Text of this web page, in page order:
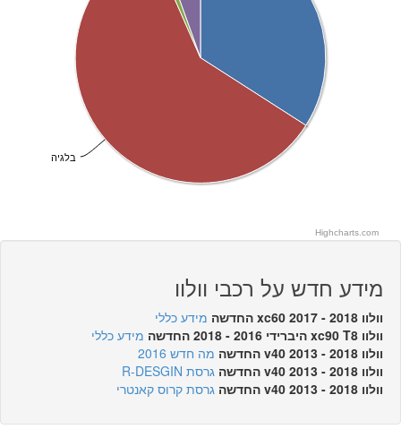
בלגיה
Highcharts.com
מידע חדש על רכבי וולוו
וולוו xc60 2017 - 2018 החדשה
מידע כללי
וולוו xc90 T8 היברידי 2016 - 2018 החדשה
מידע כללי
וולוו v40 2013 - 2018 החדשה
מה חדש 2016
וולוו v40 2013 - 2018 החדשה
גרסת R-DESGIN
וולוו v40 2013 - 2018 החדשה
גרסת קרוס קאנטרי